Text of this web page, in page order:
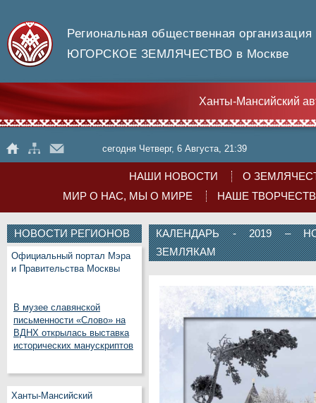
Региональная общественная организация
ЮГОРСКОЕ ЗЕМЛЯЧЕСТВО в Москве
Ханты-Мансийский
сегодня Четверг, 6 Августа, 21:39
НАШИ НОВОСТИ
О
МИР О НАС, МЫ О МИРЕ
НАШЕ
НОВОСТИ РЕГИОНОВ
Официальный портал Мэра
и Правительства Москвы
В музее славянской
письменности «Слово» на
ВДНХ открылась выставка
исторических манускриптов
Ханты-Мансийский
КАЛЕНДАРЬ - 2019 –
ЗЕМЛЯКАМ